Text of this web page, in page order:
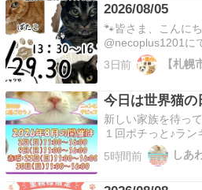
変わらずでした。
もなってないって…
2026/08/05
🐾皆さま、こんに
@necoplus1201に
さまには
渡ししてますよ
すのでご確認くだ
3日前 【札幌市】
今日は世界猫の
新しい家族を待っ
１回ポチっと♪ラ
す。 今日は世界猫
888の特別な日♪※
5時間前 しあ